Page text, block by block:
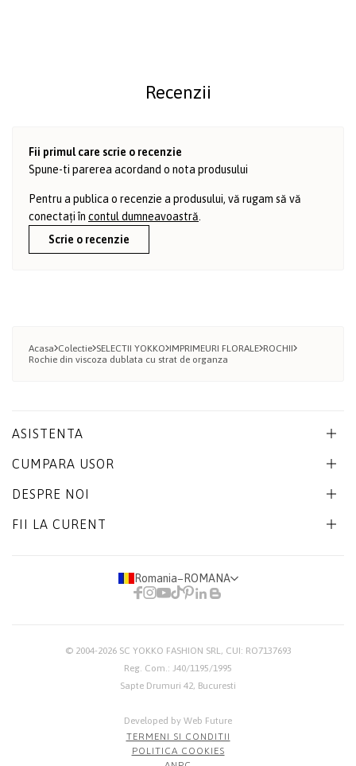
Recenzii
Fii primul care scrie o recenzie
Spune-ti parerea acordand o nota produsului
Pentru a publica o recenzie a produsului, vă rugam să vă
conectați în contul dumneavoastră
Scrie o recenzie
Acasa Colectie SELECTII YOKKO IMPRIMEURI FLORALE ROCHII
Rochie din viscoza dublata cu strat de organza
ASISTENTA
CUMPARA USOR
DESPRE NOI
FII LA CURENT
Romania− ROMANA
© 2004-2026 SC YOKKO FASHION SRL, CUI: RO7137693
Reg. Com.: J40/1195/1995
Sapte Drumuri 42, Bucuresti
Developed by Web Future
TERMENI SI CONDITII
POLITICA COOKIES